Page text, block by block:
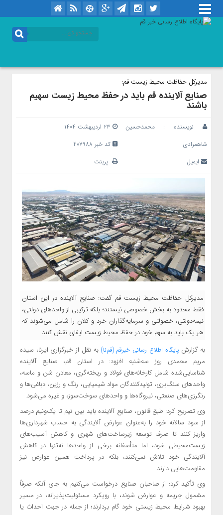
مدیرکل حفاظت محیط زیست قم:‌
صنایع آلاینده قم باید در حفظ محیط زیست سهیم
باشند
نویسنده :محمدحسین
شاهمرادی
کد خبر 207988
ایمیل
پرینت
مدیرکل حفاظت محیط زیست قم گفت: صنایع آلاینده در این استان
فقط محدود به بخش خصوصی نیستند؛ بلکه ترکیبی از واحدهای دولتی،
نیمه‌دولتی، خصولتی و سرمایه‌گذاران خرد و کلان را شامل می‌شوند که
هر یک باید به سهم خود در حفظ محیط زیست ایفای نقش کنند.
به گزارشپایگاه اطلاع رسانی خبرقم (قم‌نا) به نقل از خبرگزاری ایرنا، سیده
مریم محمدی روز سه‌شنبه افزود: در استان قم، صنایع آلاینده
شناسایی‌شده شامل کارخانه‌های فولاد و ریخته‌گری، معادن شن و ماسه،
واحدهای سنگ‌بری، تولیدکنندگان مواد شیمیایی، رنگ و رزین، دباغی‌ها و
رنگرزی‌های صنعتی، نیروگاه‌ها و واحدهای سوخت‌سوز، و غیره می‌شود.
وی تصریح کرد: طبق قانون، صنایع آلاینده باید بین نیم تا یک‌ونیم درصد
از سود سالانه خود را به‌عنوان عوارض آلایندگی به حساب شهرداری‌ها
واریز کنند تا صرف توسعه زیرساخت‌های شهری و کاهش آسیب‌های
زیست‌محیطی شود، اما متأسفانه برخی از واحدها نه‌تنها در کاهش
آلایندگی خود تلاش نمی‌کنند، بلکه در پرداخت همین عوارض نیز
مقاومت‌هایی دارند.
وی تأکید کرد: از صاحبان صنایع درخواست می‌کنیم به جای آنکه صرفاً
مشمول جریمه و عوارض شوند، با رویکرد مسئولیت‌پذیرانه، در مسیر
بهبود شرایط محیط زیستی خود گام بردارند؛ از جمله در جهت احداث یا